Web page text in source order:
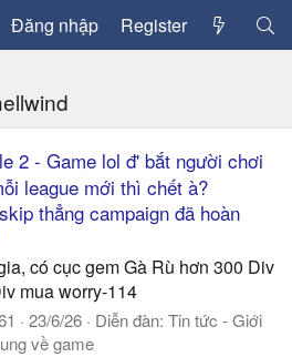
Đăng nhập Register
2 - Game lol đ' bắt người chơi
league mới thì chết à?
thẳng campaign đã hoàn
có cục gem Gà Rù hơn 300 Div
mua worry-114
23/6/26 Diễn đàn: Tin tức - Giới
về game